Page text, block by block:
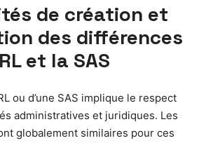
de création et
des différences
et la SAS
ou d’une SAS implique le respect
administratives et juridiques. Les
globalement similaires pour ces